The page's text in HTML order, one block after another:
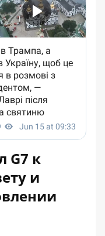
G7 к
и